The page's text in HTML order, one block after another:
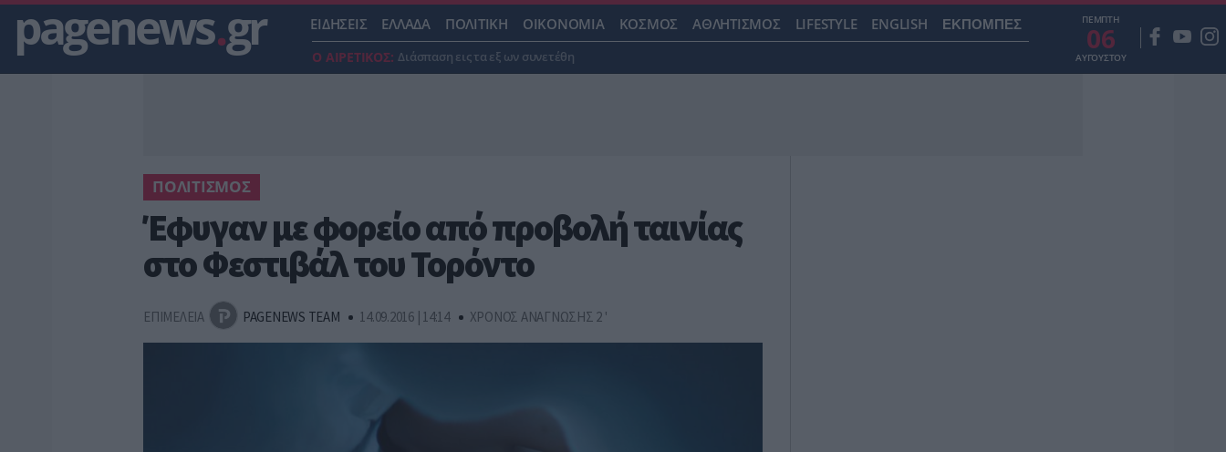
pagenews.gr ΕΙΔΗΣΕΙΣ ΕΛΛΑΔΑ ΠΟΛΙΤΙΚΗ ΟΙΚΟΝΟΜΙΑ ΚΟΣΜΟΣ ΑΘΛΗΤΙΣΜΟΣ LIFESTYLE ENGLISH ΕΚΠΟΜΠΕΣ
Ο ΑΙΡΕΤΙΚΟΣ: Διάσπαση εις τα εξ ων συνετέθη
ΠΕΜΠΤΗ
06
ΑΥΓΟΥΣΤΟΥ
ΠΟΛΙΤΙΣΜΟΣ
Έφυγαν με φορείο από προβολή ταινίας
στο Φεστιβάλ του Τορόντο
ΕΠΙΜΕΛΕΙΑ PAGENEWS TEAM 14.09.2016 | 14:14 ΧΡΟΝΟΣ ΑΝΑΓΝΩΣΗΣ 2 '